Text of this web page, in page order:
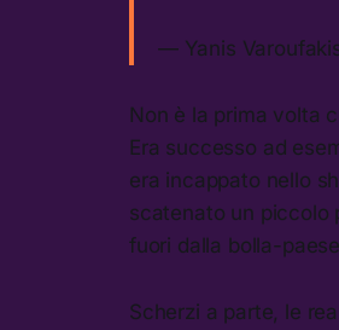
— Yanis
Non è la prima volta
Era successo ad
era incappato nello
scatenato un piccolo
fuori dalla bolla-
Scherzi a parte, le